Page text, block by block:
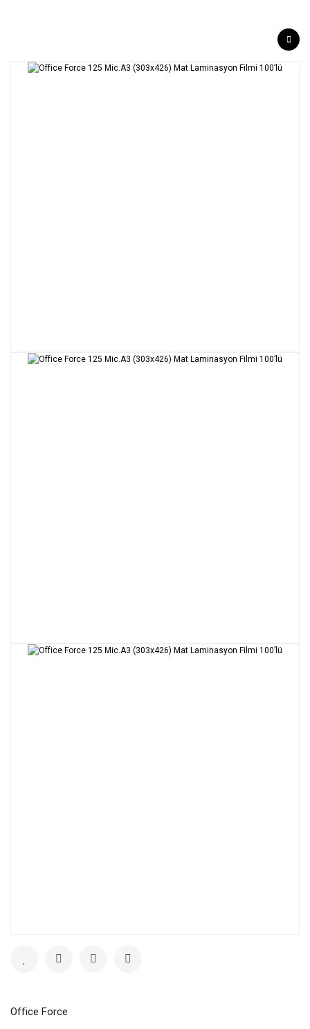
Office Force